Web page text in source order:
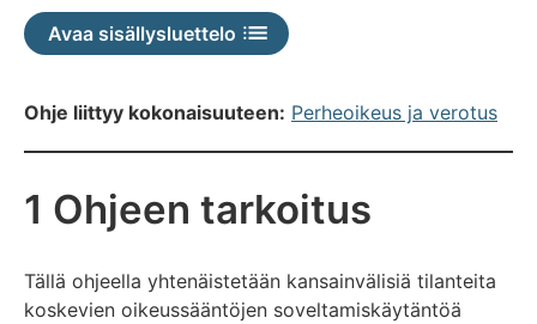
Avaa sisällysluettelo
Ohje liittyy kokonaisuuteen: Perheoikeus ja verotus
1 Ohjeen tarkoitus
Tällä ohjeella yhtenäistetään kansainvälisiä tilanteita
koskevien oikeussääntöjen soveltamiskäytäntöä